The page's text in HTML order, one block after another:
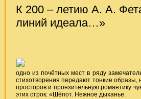
К 200 – летию А. А.
линий идеала…»
одно из почётных мест в ряду
стихотворения передают тонкие образы,
просторов и пронзительную романтику
этих строк: «Шёпот. Нежное дыханье.